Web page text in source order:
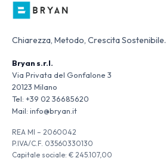
Chiarezza, Metodo, Crescita Sostenibile.
Bryan s.r.l.
Via Privata del Gonfalone 3
20123 Milano
Tel: +39 02 36685620
Mail: info@bryan.it
REA MI – 2060042
P.IVA/C.F. 03560330130
Capitale sociale: € 245.107,00